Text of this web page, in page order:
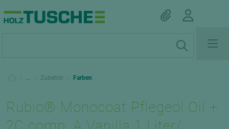
... Zubehör Farben
Rubio® Monocoat Pflegeöl Oil +